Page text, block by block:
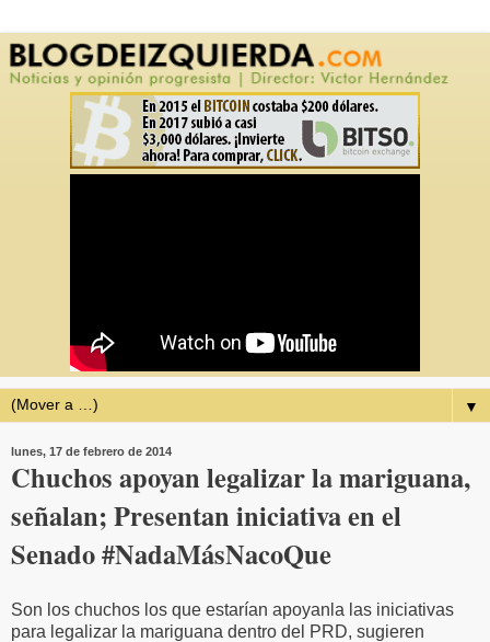
▼
lunes, 17 de febrero de 2014
Chuchos apoyan legalizar la mariguana,
señalan; Presentan iniciativa en el
Senado #NadaMásNacoQue
Son los chuchos los que estarían apoyanla las iniciativas
para legalizar la mariguana dentro del PRD, sugieren